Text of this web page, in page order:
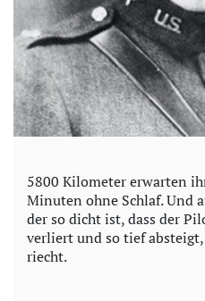
5800 Kilometer erwarten
Minuten ohne Schlaf. Und
der so dicht ist, dass der
verliert und so tief
riecht.